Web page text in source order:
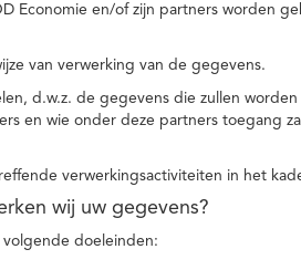
Economie en/of zijn partners worden
van verwerking van de gegevens.
d.w.z. de gegevens die zullen
en wie onder deze partners toegang
verwerkingsactiviteiten in het
wij uw gegevens?
doeleinden: